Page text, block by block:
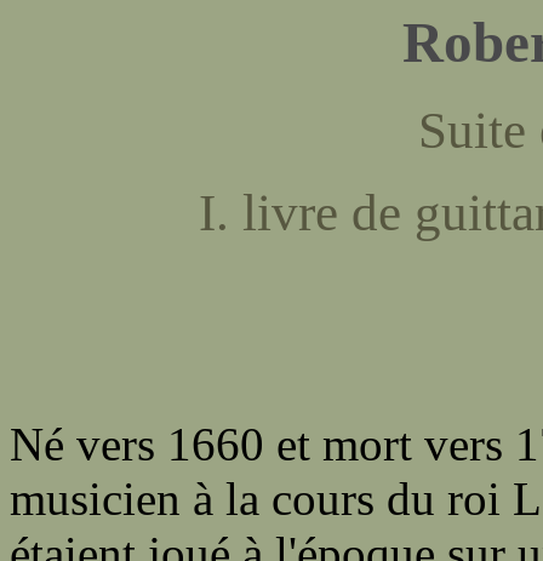
Suite
I. livre de
Né vers 1660 et mort vers
musicien à la cours du roi